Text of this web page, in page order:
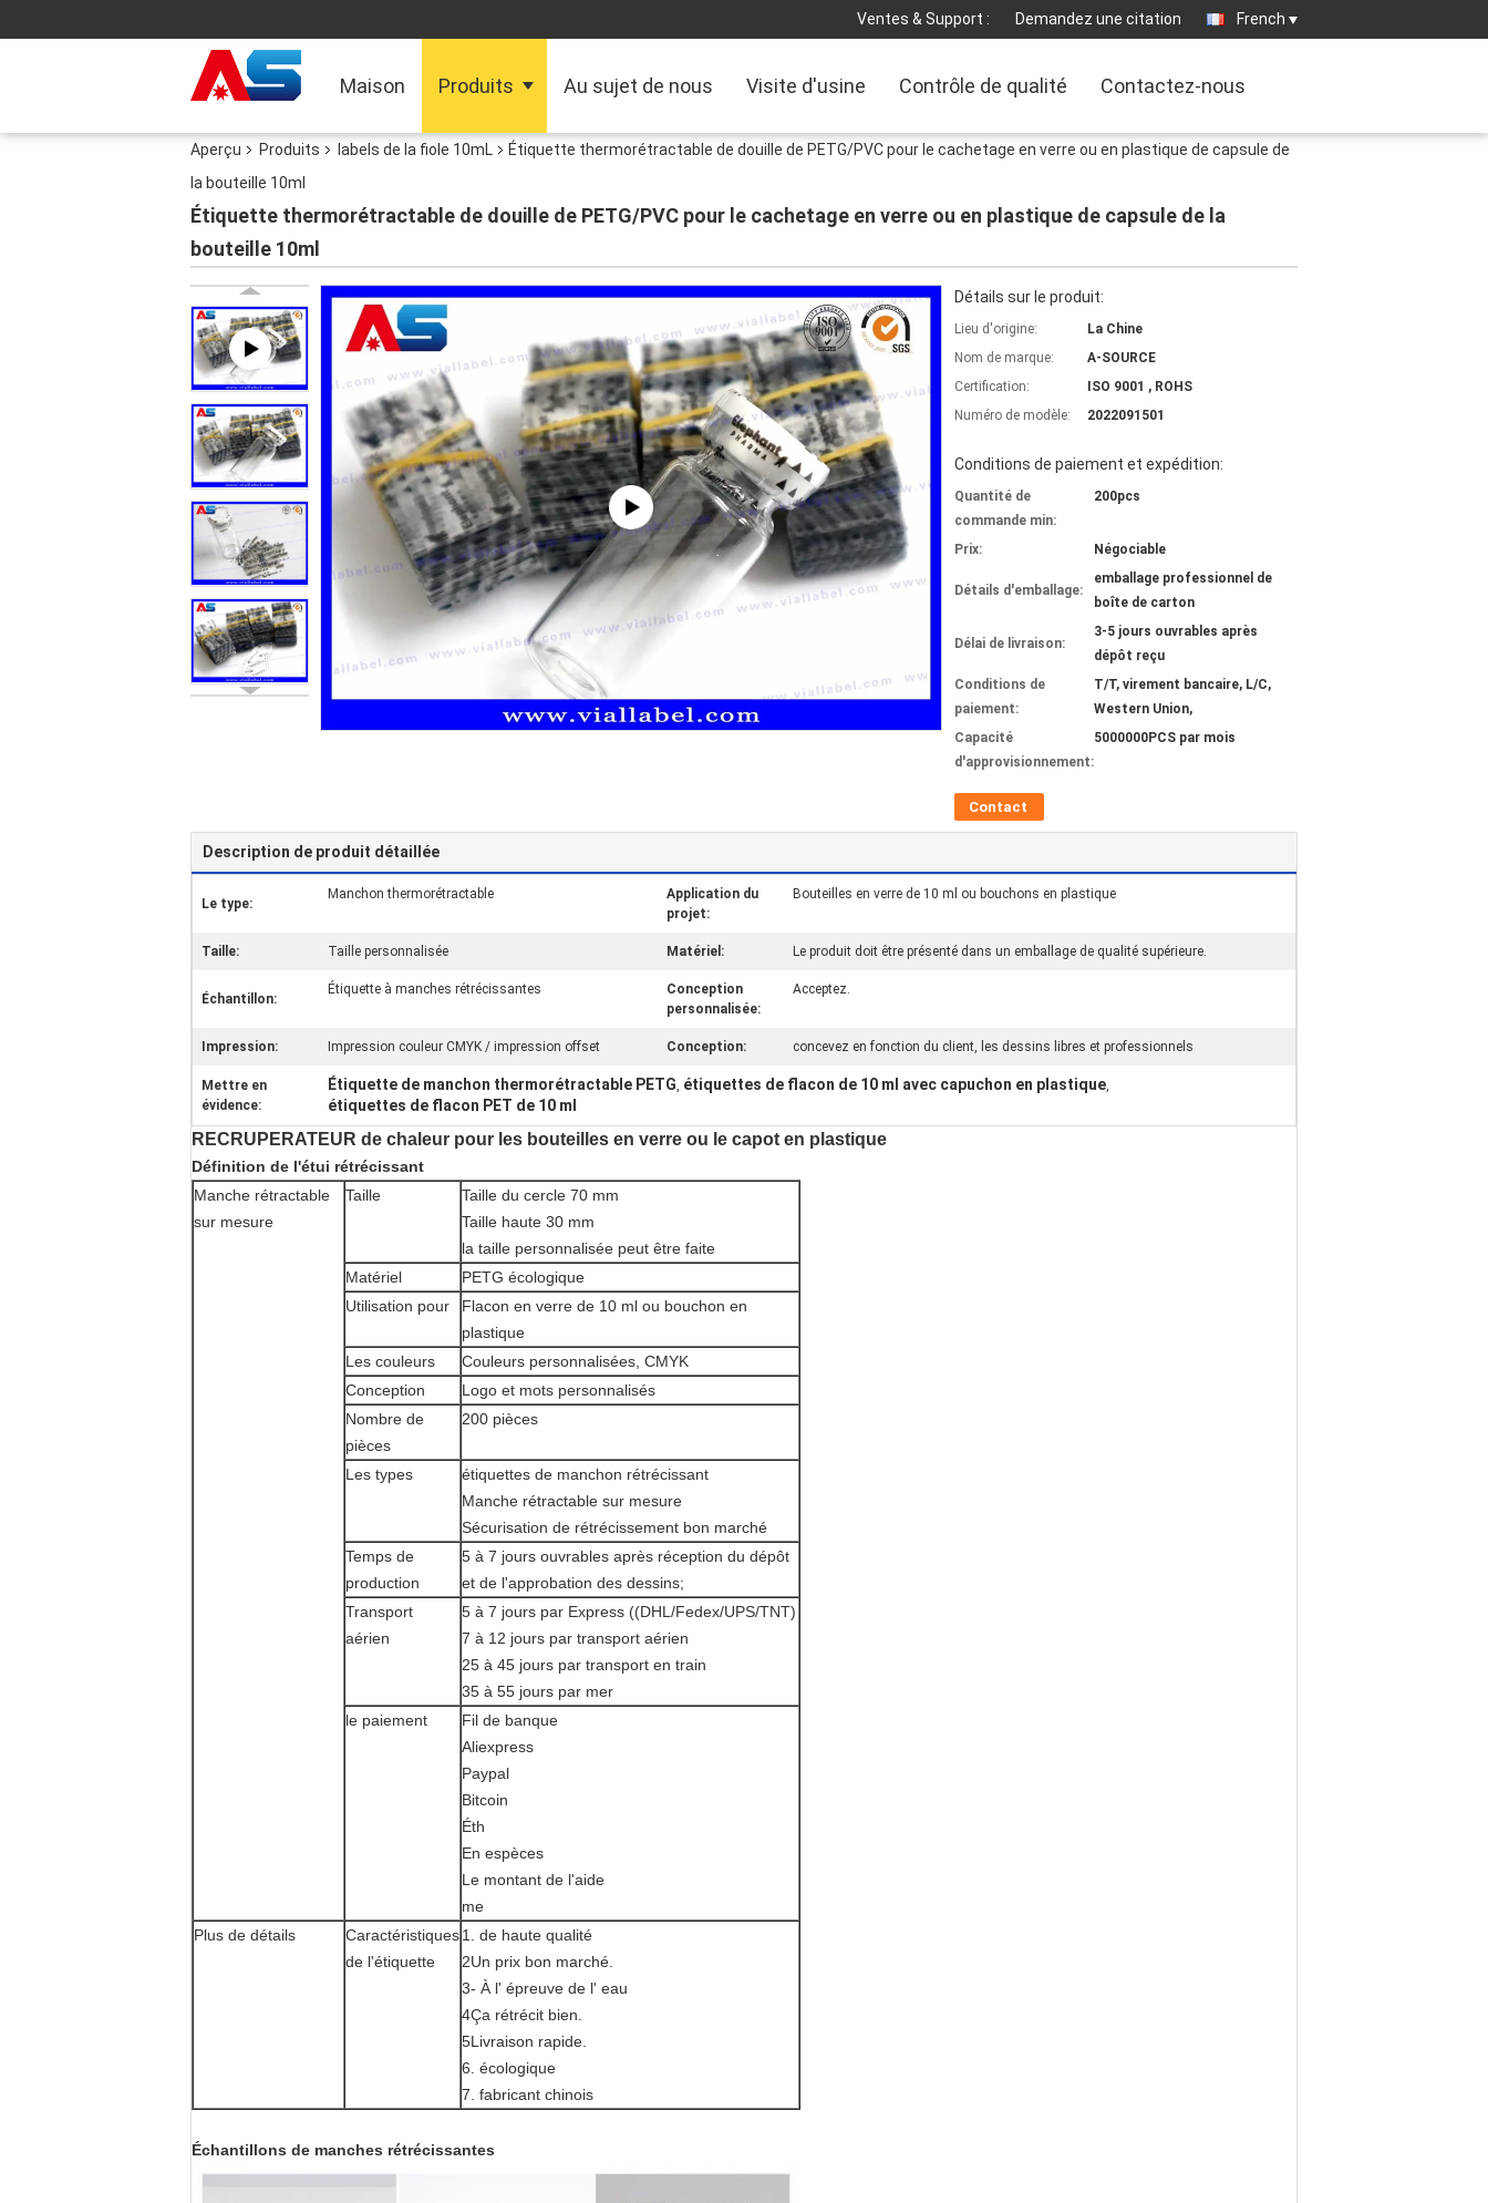
Ventes & Support : Demandez une citation French
Maison Produits Au sujet de nous Visite d'usine Contrôle de qualité Contactez-nous
Aperçu Produits labels de la fiole 10mL
Étiquette thermorétractable de douille de PETG/PVC pour le cachetage en verre ou en plastique de capsule de
la bouteille 10ml
Étiquette thermorétractable de douille de PETG/PVC pour le cachetage en verre ou en plastique de capsule de la
bouteille 10ml
Détails sur le produit:
Lieu d'origine:
La Chine
Nom de marque:
A-SOURCE
Certification:
ISO 9001 , ROHS
Numéro de modèle:
2022091501
Conditions de paiement et expédition:
Quantité de
commande min:
200pcs
Prix: Négociable
Détails d'emballage:
emballage professionnel de
boîte de carton
Délai de livraison:
3-5 jours ouvrables après
dépôt reçu
Conditions de
paiement:
T/T, virement bancaire, L/C,
Western Union,
Capacité
d'approvisionnement:
5000000PCS par mois
Contact
Description de produit détaillée
Le type:
Manchon thermorétractable
Application du
projet:
Bouteilles en verre de 10 ml ou bouchons en plastique
Taille: Taille personnalisée Matériel: Le produit doit être présenté dans un emballage de qualité supérieure.
Échantillon:
Étiquette à manches rétrécissantes
Conception
personnalisée:
Acceptez.
Impression: Impression couleur CMYK / impression offset Conception: concevez en fonction du client, les dessins libres et professionnels
Mettre en
évidence:
Étiquette de manchon thermorétractable PETG, étiquettes de flacon de 10 ml avec capuchon en plastique,
étiquettes de flacon PET de 10 ml
RECRUPERATEUR de chaleur pour les bouteilles en verre ou le capot en plastique
Définition de l'étui rétrécissant
Manche rétractable
sur mesure
Taille
Taille du cercle 70 mm
Taille haute 30 mm
la taille personnalisée peut être faite
Matériel
PETG écologique
Utilisation pour
Flacon en verre de 10 ml ou bouchon en
plastique
Les couleurs
Couleurs personnalisées, CMYK
Conception
Logo et mots personnalisés
Nombre de
pièces
200 pièces
Les types
étiquettes de manchon rétrécissant
Manche rétractable sur mesure
Sécurisation de rétrécissement bon marché
Temps de
production
5 à 7 jours ouvrables après réception du dépôt
et de l'approbation des dessins;
Transport
aérien
5 à 7 jours par Express ((DHL/Fedex/UPS/TNT)
7 à 12 jours par transport aérien
25 à 45 jours par transport en train
35 à 55 jours par mer
le paiement
Fil de banque
Aliexpress
Paypal
Bitcoin
Éth
En espèces
Le montant de l'aide
me
Plus de détails
Caractéristiques
de l'étiquette
1. de haute qualité
2Un prix bon marché.
3- À l' épreuve de l' eau
4Ça rétrécit bien.
5Livraison rapide.
6. écologique
7. fabricant chinois
Échantillons de manches rétrécissantes